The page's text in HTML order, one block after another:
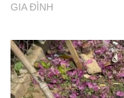
GIA ĐÌNH